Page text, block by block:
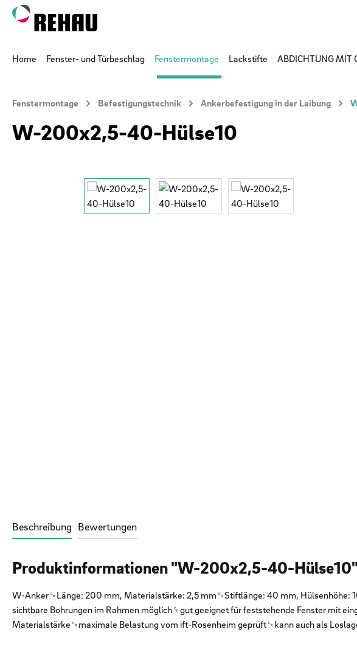
Hauptinhalt springen
Zur Suche springen
Zur Hauptnavigation springen
Home Fenster- und Türbeschlag Fenstermontage Lackstifte ABDICHTUNG MIT
Fenstermontage Befestigungstechnik Ankerbefestigung in der Laibung
W-200x2,5-40-Hülse10
Bildergalerie überspringen
Beschreibung Bewertungen
Produktinformationen "W-200x2,5-40-Hülse10"
W-Anker␍Länge: 200 mm, Materialstärke: 2,5 mm␍Stiftlänge: 40 mm, Hülsenhöhe:
sichtbare Bohrungen im Rahmen möglich␍gut geeignet für feststehende Fenster mit
Materialstärke␍maximale Belastung vom ift-Rosenheim geprüft␍kann auch als